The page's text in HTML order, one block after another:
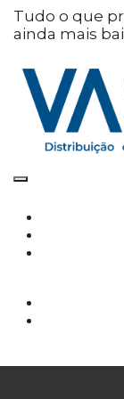
Defina
de
website.
Este website
necessários,
oferecer uma
Cookies
funções
da maneira
Tudo o que
ainda mais